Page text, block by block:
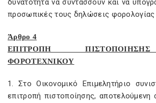
δυνατότητα να συντάσσουν και να
προσωπικές τους δηλώσεις φορολογίας
Άρθρο 4
ΕΠΙΤΡΟΠΗ
ΦΟΡΟΤΕΧΝΙΚΟΥ
1. Στο Οικονομικό Επιμελητήριο
επιτροπή πιστοποίησης,